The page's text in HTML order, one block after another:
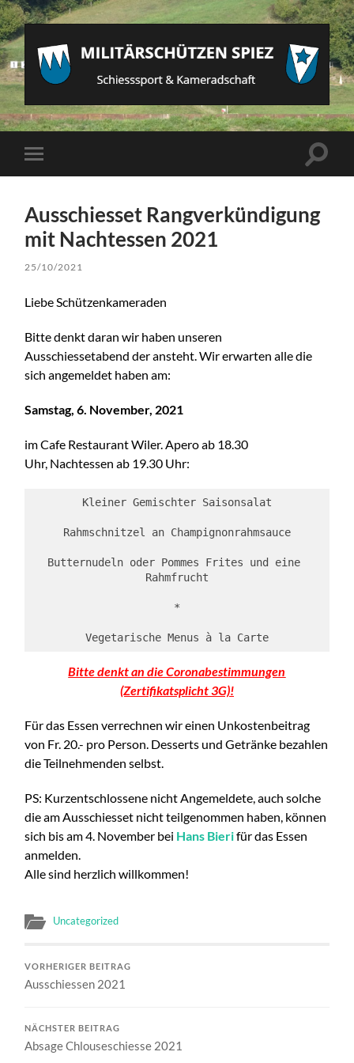
Militärschützen
Spiez
Mobile-
Menü
Ausschiesset Rangverkündigung
mit Nachtessen 2021
25/10/2021
Liebe Schützenkameraden
Bitte denkt daran wir haben unseren
Ausschiessetabend der ansteht. Wir erwarten alle die
sich angemeldet haben am:
Samstag, 6. November, 2021
im Cafe Restaurant Wiler. Apero ab 18.30
Uhr, Nachtessen ab 19.30 Uhr:
Kleiner Gemischter Saisonsalat
Rahmschnitzel an Champignonrahmsauce
Butternudeln oder Pommes Frites und eine
Rahmfrucht
*
Vegetarische Menus à la Carte
Bitte denkt an die Coronabestimmungen
(Zertifikatsplicht 3G)!
Für das Essen verrechnen wir einen Unkostenbeitrag
von Fr. 20.- pro Person. Desserts und Getränke bezahlen
die Teilnehmenden selbst.
PS: Kurzentschlossene nicht Angemeldete, auch solche
die am Ausschiesset nicht teilgenommen haben, können
sich bis am 4. November bei Hans Bierifür das Essen
anmelden.
Alle sind herzlich willkommen!
Uncategorized
VORHERIGER BEITRAG
Ausschiessen 2021
NÄCHSTER BEITRAG
Absage Chlouseschiesse 2021